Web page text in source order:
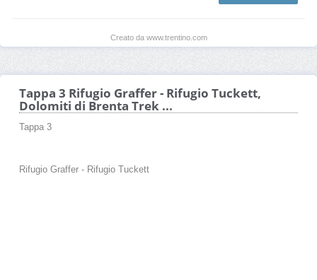
Creato da www.trentino.com
Tappa 3 Rifugio Graffer - Rifugio Tuckett,
Dolomiti di Brenta Trek ...
Tappa 3
Rifugio Graffer - Rifugio Tuckett